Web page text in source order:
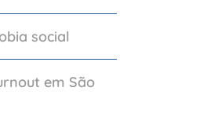
social
em São